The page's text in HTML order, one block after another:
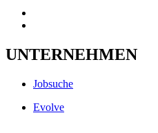
UNTERNEHMEN
Jobsuche
Evolve